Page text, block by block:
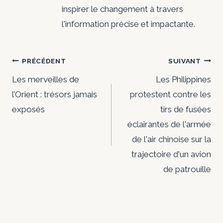
inspirer le changement à travers
l'information précise et impactante.
Navigation
de
l’article
PRÉCÉDENT
Les merveilles de
l’Orient : trésors jamais
exposés
SUIVANT
Les Philippines
protestent contre les
tirs de fusées
éclairantes de l'armée
de l'air chinoise sur la
trajectoire d'un avion
de patrouille